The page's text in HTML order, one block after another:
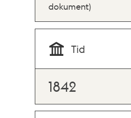
dokument)
Tid
1842